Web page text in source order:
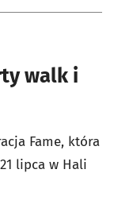
walk i
Fame, która
lipca w Hali